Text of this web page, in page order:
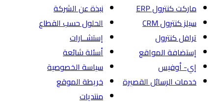
ماركت كنترول ERP
سيلز كنترول CRM
ترافل كنترول
إستضافة المواقع
إي- أوفيس
خدمات الرسائل القصيرة
نبذة عن الشركة
الحلول حسب القطاع
إستشــارات
أسئلة شائعة
سياسة الخصوصية
خريطة الموقع
منتديات